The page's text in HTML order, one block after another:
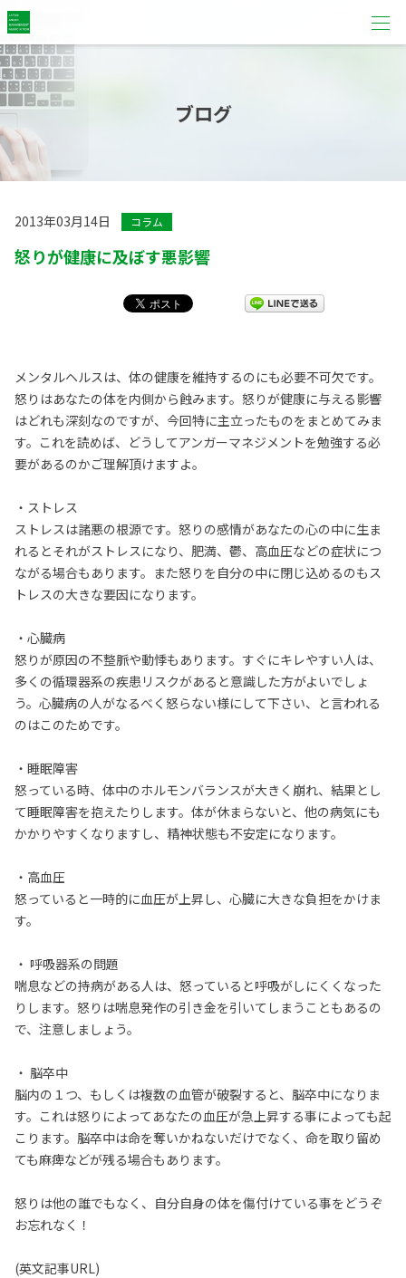
ブログ
2013年03月14日 コラム
怒りが健康に及ぼす悪影響
メンタルヘルスは、体の健康を維持するのにも必要不可欠です。
怒りはあなたの体を内側から蝕みます。怒りが健康に与える影響
はどれも深刻なのですが、今回特に主立ったものをまとめてみま
す。これを読めば、どうしてアンガーマネジメントを勉強する必
要があるのかご理解頂けますよ。
・ストレス
ストレスは諸悪の根源です。怒りの感情があなたの心の中に生ま
れるとそれがストレスになり、肥満、鬱、高血圧などの症状につ
ながる場合もあります。また怒りを自分の中に閉じ込めるのもス
トレスの大きな要因になります。
・心臓病
怒りが原因の不整脈や動悸もあります。すぐにキレやすい人は、
多くの循環器系の疾患リスクがあると意識した方がよいでしょ
う。心臓病の人がなるべく怒らない様にして下さい、と言われる
のはこのためです。
・睡眠障害
怒っている時、体中のホルモンバランスが大きく崩れ、結果とし
て睡眠障害を抱えたりします。体が休まらないと、他の病気にも
かかりやすくなりますし、精神状態も不安定になります。
・高血圧
怒っていると一時的に血圧が上昇し、心臓に大きな負担をかけま
す。
・ 呼吸器系の問題
喘息などの持病がある人は、怒っていると呼吸がしにくくなった
りします。怒りは喘息発作の引き金を引いてしまうこともあるの
で、注意しましょう。
・ 脳卒中
脳内の１つ、もしくは複数の血管が破裂すると、脳卒中になりま
す。これは怒りによってあなたの血圧が急上昇する事によっても起
こります。脳卒中は命を奪いかねないだけでなく、命を取り留め
ても麻痺などが残る場合もあります。
怒りは他の誰でもなく、自分自身の体を傷付けている事をどうぞ
お忘れなく！
(英文記事URL)